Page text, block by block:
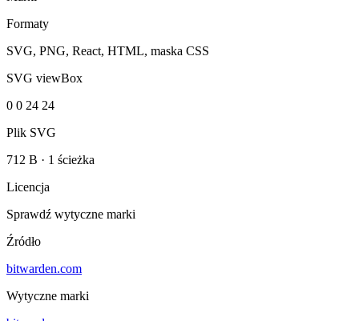
Formaty
SVG, PNG, React, HTML, maska CSS
SVG viewBox
0 0 24 24
Plik SVG
712 B · 1 ścieżka
Licencja
Sprawdź wytyczne marki
Źródło
bitwarden.com
Wytyczne marki